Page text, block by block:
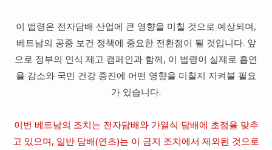
이 법령은 전자담배 산업에 큰 영향을 미칠 것으로 예상되며,
베트남의 공중 보건 정책에 중요한 전환점이 될 것입니다. 앞
으로 정부의 인식 제고 캠페인과 함께, 이 법령이 실제로 흡연
율 감소와 국민 건강 증진에 어떤 영향을 미칠지 지켜볼 필요
가 있습니다.
이번 베트남의 조치는 전자담배와 가열식 담배에 초점을 맞추
고 있으며, 일반 담배(연초)는 이 금지 조치에서 제외된 것으로